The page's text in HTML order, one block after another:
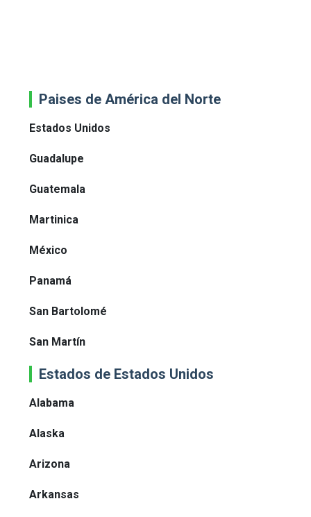
Paises de América del Norte
Estados Unidos
Guadalupe
Guatemala
Martinica
México
Panamá
San Bartolomé
San Martín
Estados de Estados Unidos
Alabama
Alaska
Arizona
Arkansas